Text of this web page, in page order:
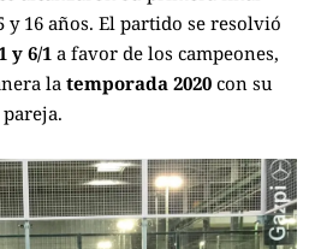
y 16 años. El partido se resolvió
y 6/1 a favor de los campeones,
la temporada 2020 con su